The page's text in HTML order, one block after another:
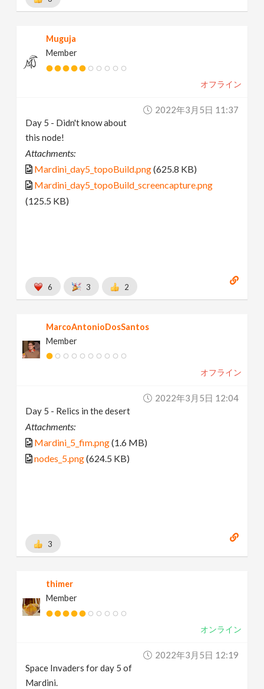
Muguja
Member
オフライン
2022年3月5日 11:37
Day 5 - Didn't know about
this node!
Attachments:
Mardini_day5_topoBuild.png(625.8 KB)
Mardini_day5_topoBuild_screencapture.png
(125.5 KB)
6 3 2
MarcoAntonioDosSantos
Member
オフライン
2022年3月5日 12:04
Day 5 - Relics in the desert
Attachments:
Mardini_5_fim.png(1.6 MB)
nodes_5.png(624.5 KB)
3
thimer
Member
オンライン
2022年3月5日 12:19
Space Invaders for day 5 of
Mardini.